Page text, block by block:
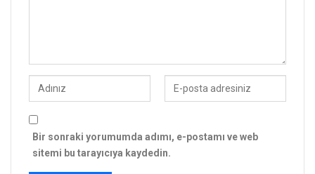
Bir sonraki yorumumda adımı, e-postamı ve web
sitemi bu tarayıcıya kaydedin.